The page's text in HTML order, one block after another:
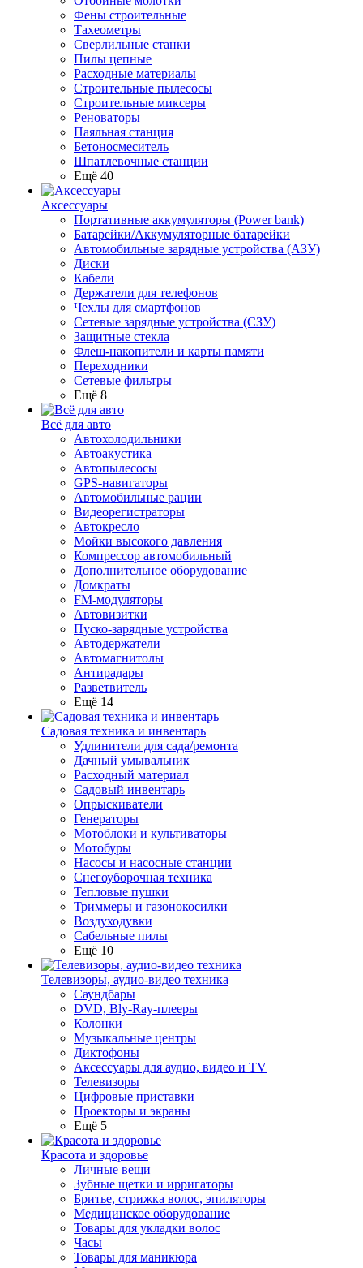
Фены строительные
Тахеометры
Сверлильные станки
Пилы цепные
Расходные материалы
Строительные пылесосы
Строительные миксеры
Реноваторы
Паяльная станция
Бетоносмеситель
Шпатлевочные станции
Ещё 40
Аксессуары
Портативные аккумуляторы (Power bank)
Батарейки/Аккумуляторные батарейки
Автомобильные зарядные устройства (АЗУ)
Диски
Кабели
Держатели для телефонов
Чехлы для смартфонов
Сетевые зарядные устройства (СЗУ)
Защитные стекла
Флеш-накопители и карты памяти
Переходники
Сетевые фильтры
Ещё 8
Всё для авто
Автохолодильники
Автоакустика
Автопылесосы
GPS-навигаторы
Автомобильные рации
Видеорегистраторы
Автокресло
Мойки высокого давления
Компрессор автомобильный
Дополнительное оборудование
Домкраты
FM-модуляторы
Автовизитки
Пуско-зарядные устройства
Автодержатели
Автомагнитолы
Антирадары
Разветвитель
Ещё 14
Садовая техника и инвентарь
Удлинители для сада/ремонта
Дачный умывальник
Расходный материал
Садовый инвентарь
Опрыскиватели
Генераторы
Мотоблоки и культиваторы
Мотобуры
Насосы и насосные станции
Снегоуборочная техника
Тепловые пушки
Триммеры и газонокосилки
Воздуходувки
Сабельные пилы
Ещё 10
Телевизоры, аудио-видео техника
Саундбары
DVD, Bly-Ray-плееры
Колонки
Музыкальные центры
Диктофоны
Аксессуары для аудио, видео и TV
Телевизоры
Цифровые приставки
Проекторы и экраны
Ещё 5
Красота и здоровье
Личные вещи
Зубные щетки и ирригаторы
Бритье, стрижка волос, эпиляторы
Медицинское оборудование
Товары для укладки волос
Часы
Товары для маникюра